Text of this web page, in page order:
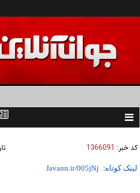
Toggle
کد خبر: 1366091
لینک کوتاه: